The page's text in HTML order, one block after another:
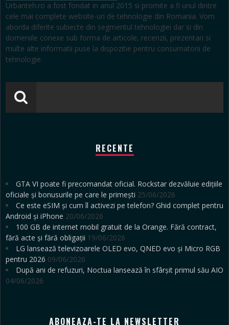
Urbanteh.ro a fost fondat in anul 2015 si promite a fi unul dintre
cele mai complete website-uri de tehnologie din Romania. Vom
aborda diferite subiecte din segmentul tehnologiei dar si din
domeniile conexe sub forma de articole, recenzii, prezentari si
multe alte informatii puse la dispozitie pentru consumatorii de
tehnologie.
RECENTE
GTA VI poate fi precomandat oficial. Rockstar dezvăluie edițiile
oficiale și bonusurile pe care le primești 25/06/2026
Ce este eSIM și cum îl activezi pe telefon? Ghid complet pentru
Android și iPhone 20/06/2026
100 GB de internet mobil gratuit de la Orange. Fără contract,
fără acte și fără obligații 19/06/2026
LG lansează televizoarele OLED evo, QNED evo și Micro RGB
pentru 2026 09/06/2026
După ani de refuzuri, Noctua lansează în sfârșit primul său AIO
04/06/2026
ABONEAZA-TE LA NEWSLETTER